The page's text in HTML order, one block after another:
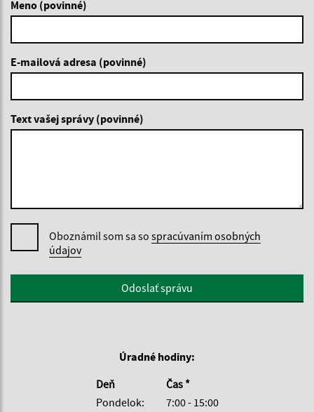
Meno (povinné)
E-mailová adresa (povinné)
Text vašej správy (povinné)
Oboznámil som sa so spracúvaním osobných
údajov
Google reCaptcha ResponseOdoslať správu
Úradné hodiny:
Deň
Čas *
Pondelok:
7:00 - 15:00